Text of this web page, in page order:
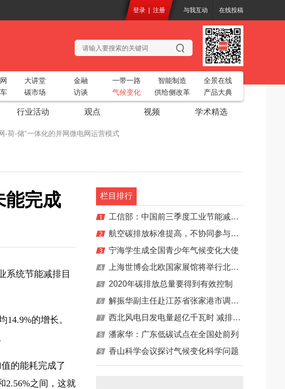
登录 注册 与我互动 在线投稿
大讲堂 金融 一带一路 智能制造
全景在线
碳市场 访谈 气候变化 供给侧改革 产品大典
行业活动 观点 视频 学术精选
-荷-储”一体化的并网微电网运营模式
区动员会圆满召开 2018中国烘干创新大会
各大领军企业共聚一堂
都院中标鱼跳水电站生态基流工程设计项目
电已成中国东部沿海地区主力清洁能源
能完成
统节能减排目
的增长。
的能耗完成了
2.56%之间，这就
栏目排行
工信部：中国前三季度工业节能减排目标未能完成
航空碳排放标准提高，不协同参与规则制定，C919能飞多远？
宁海学生成全国青少年气候变化大使
上海世博会北欧国家展馆将举行北欧-中国能源与气候日
2020年碳排放总量要得到有效控制
解振华副主任赴江苏省张家港市调研再制造产业发展
西北风电日发电量超亿千瓦时 减排效益显著
潘家华：广东低碳试点在全国处前列
香山科学会议探讨气候变化科学问题